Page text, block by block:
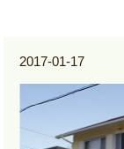
2017-01-17